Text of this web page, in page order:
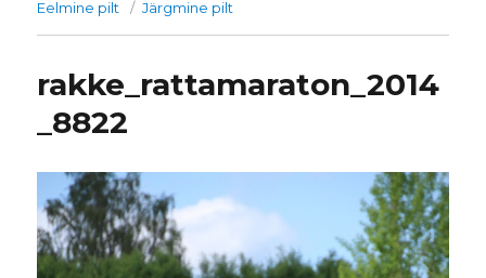
Eelmine pilt Järgmine pilt
rakke_rattamaraton_2014
_8822